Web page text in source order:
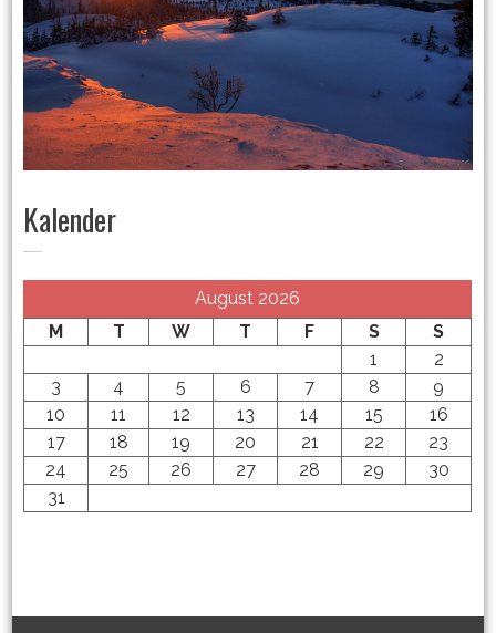
Kalender
August 2026
M
T W T F S
S
1
2
3
4 5 6 7 8
9
10
11 12 13 14 15
16
17
18 19 20 21 22
23
24
25 26 27 28 29
30
31